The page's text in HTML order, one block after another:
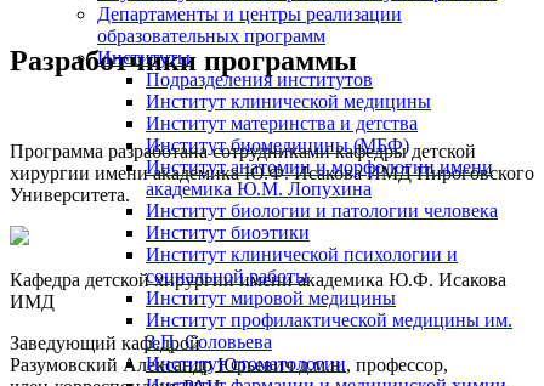
Департаменты и центры реализации
образовательных программ
Институты
Подразделения институтов
Институт клинической медицины
Институт материнства и детства
Институт биомедицины (МБФ)
Институт анатомии и морфологии имени
академика Ю.М. Лопухина
Институт биологии и патологии человека
Институт биоэтики
Институт клинической психологии и
социальной работы
Институт мировой медицины
Институт профилактической медицины им.
З.П. Соловьева
Институт стоматологии
Разработчики программы
Программа разработана сотрудниками кафедры детской
хирургии имени академикаЮ.Ф. ИсаковаИМД Пироговского
Университета.
Кафедра детской хирургии имени академика Ю.Ф. Исакова
ИМД
Заведующий кафедрой
Разумовский Александр Юрьевичд.м.н., профессор,